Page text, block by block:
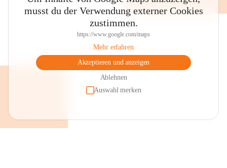
musst du der Verwendung externer Cookies
zustimmen.
https://www.google.com/maps
Mehr erfahren
Akzeptieren und anzeigen
Ablehnen
Auswahl merken